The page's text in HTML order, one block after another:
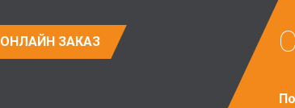
ОНЛАЙН ЗАКАЗ